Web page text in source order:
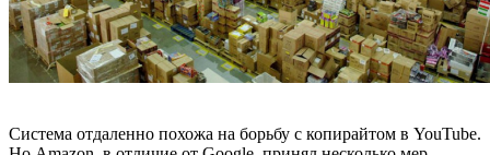
Система отдаленно похожа на борьбу с копирайтом в YouTube.